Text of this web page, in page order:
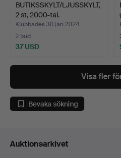
BUTIKSSKYLT/LJUSSKYLT,
2 st, 2000-tal.
Klubbades 30 jan 2024
2 bud
37 USD
Visa fler
Bevaka sökning
Auktionsarkivet